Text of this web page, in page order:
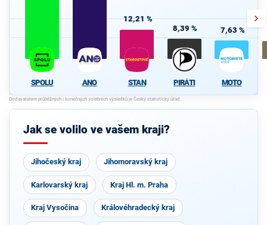
SPOLU ANO
12,21 %
STAN
8,39 %
PIRÁTI
7,63 %
MOTO
Jak se volilo ve vašem kraji?
Jihočeský kraj Jihomoravský kraj
Karlovarský kraj Kraj Hl. m. Praha
Kraj Vysočina Královéhradecký kraj